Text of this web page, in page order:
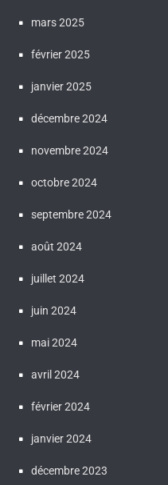
mars 2025
février 2025
janvier 2025
décembre 2024
novembre 2024
octobre 2024
septembre 2024
août 2024
juillet 2024
juin 2024
mai 2024
avril 2024
février 2024
janvier 2024
décembre 2023